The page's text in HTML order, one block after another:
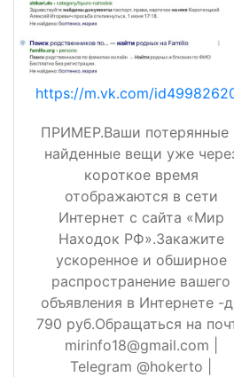
https://m.vk.com/
ПРИМЕР.Ваши потерянные
найденные вещи уже
короткое время
отображаются в сети
Интернет с сайта «Мир
Находок РФ».Закажите
ускоренное и обширное
распространение вашего
объявления в Интернете -
790 руб.Обращаться на
mirinfo18@gmail.com |
Telegram @hokerto |